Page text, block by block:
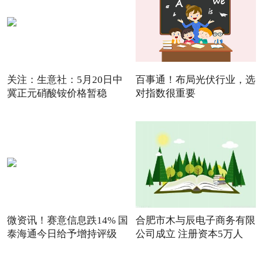
关注：生意社：5月20日中
冀正元硝酸铵价格暂稳
百事通！布局光伏行业，选
对指数很重要
微资讯！赛意信息跌14% 国
泰海通今日给予增持评级
合肥市木与辰电子商务有限
公司成立 注册资本5万人